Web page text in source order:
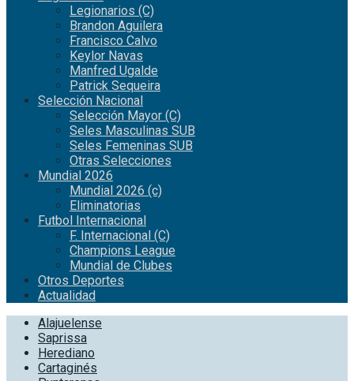
Legionarios (C)
Brandon Aguilera
Francisco Calvo
Keylor Navas
Manfred Ugalde
Patrick Sequeira
Selección Nacional
Selección Mayor (C)
Seles Masculinas SUB
Seles Femeninas SUB
Otras Selecciones
Mundial 2026
Mundial 2026 (c)
Eliminatorias
Futbol Internacional
F. Internacional (C)
Champions League
Mundial de Clubes
Otros Deportes
Actualidad
Alajuelense
Saprissa
Herediano
Cartaginés